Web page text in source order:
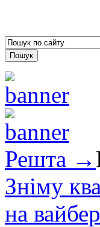
Решта →
Зніму
на вайбер